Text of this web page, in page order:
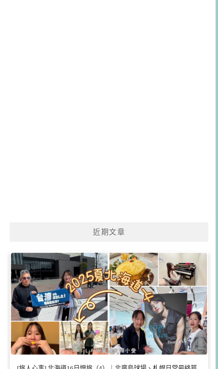
近期文章